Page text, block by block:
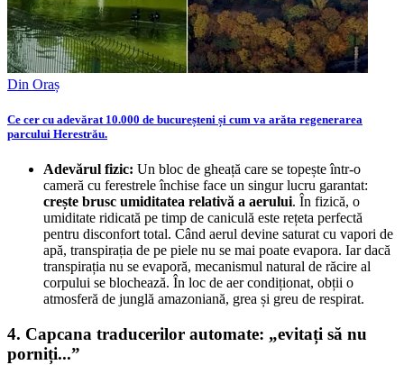
Din Oraș
Ce cer cu adevărat 10.000 de bucureșteni și cum va arăta regenerarea
parcului Herestrău.
Adevărul fizic: Un bloc de gheață care se topește într-o
cameră cu ferestrele închise face un singur lucru garantat:
crește brusc umiditatea relativă a aerului. În fizică, o
umiditate ridicată pe timp de caniculă este rețeta perfectă
pentru disconfort total. Când aerul devine saturat cu vapori de
apă, transpirația de pe piele nu se mai poate evapora. Iar dacă
transpirația nu se evaporă, mecanismul natural de răcire al
corpului se blochează. În loc de aer condiționat, obții o
atmosferă de junglă amazoniană, grea și greu de respirat.
4. Capcana traducerilor automate: „evitați să nu
porniți...”